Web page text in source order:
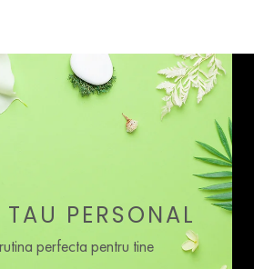
PERSONAL
perfecta pentru tine